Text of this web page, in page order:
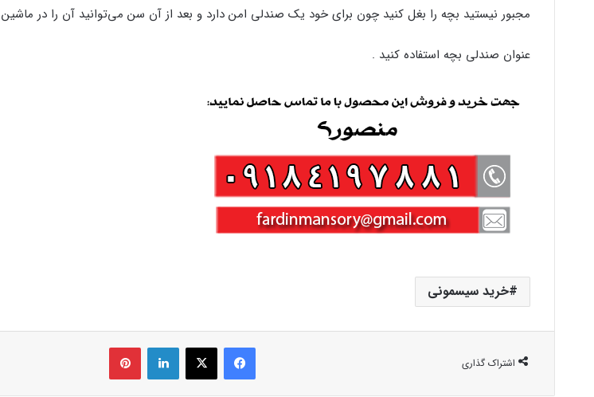
مجبور نیستید بچه را بغل کنید چون برای خود یک صندلی امن دارد و بعد از آن سن می‌توانید آن را در
عنوان صندلی بچه استفاده کنید .
خرید سیسمونی
اشتراک گذاری
فیس بوک X لینکدین ‫پین‌ترست